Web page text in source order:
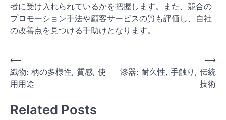
者に受け入れられているかを把握します。また、競合の
プロモーション手法や顧客サービスの質も評価し、自社
の改善点を見つける手助けとなります。
P
o
s
t
⟵
織物: 柄の多様性, 質感, 使
用用途
漆器: 耐久性, 手触り, 伝統
技術
⟶
Related Posts